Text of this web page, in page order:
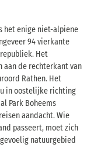
het enige niet-alpiene
94 vierkante
Het
aan de rechterkant van
Rathen. Het
in oostelijke richting
Park Boheems
aandacht. Wie
passeert, moet zich
natuurgebied